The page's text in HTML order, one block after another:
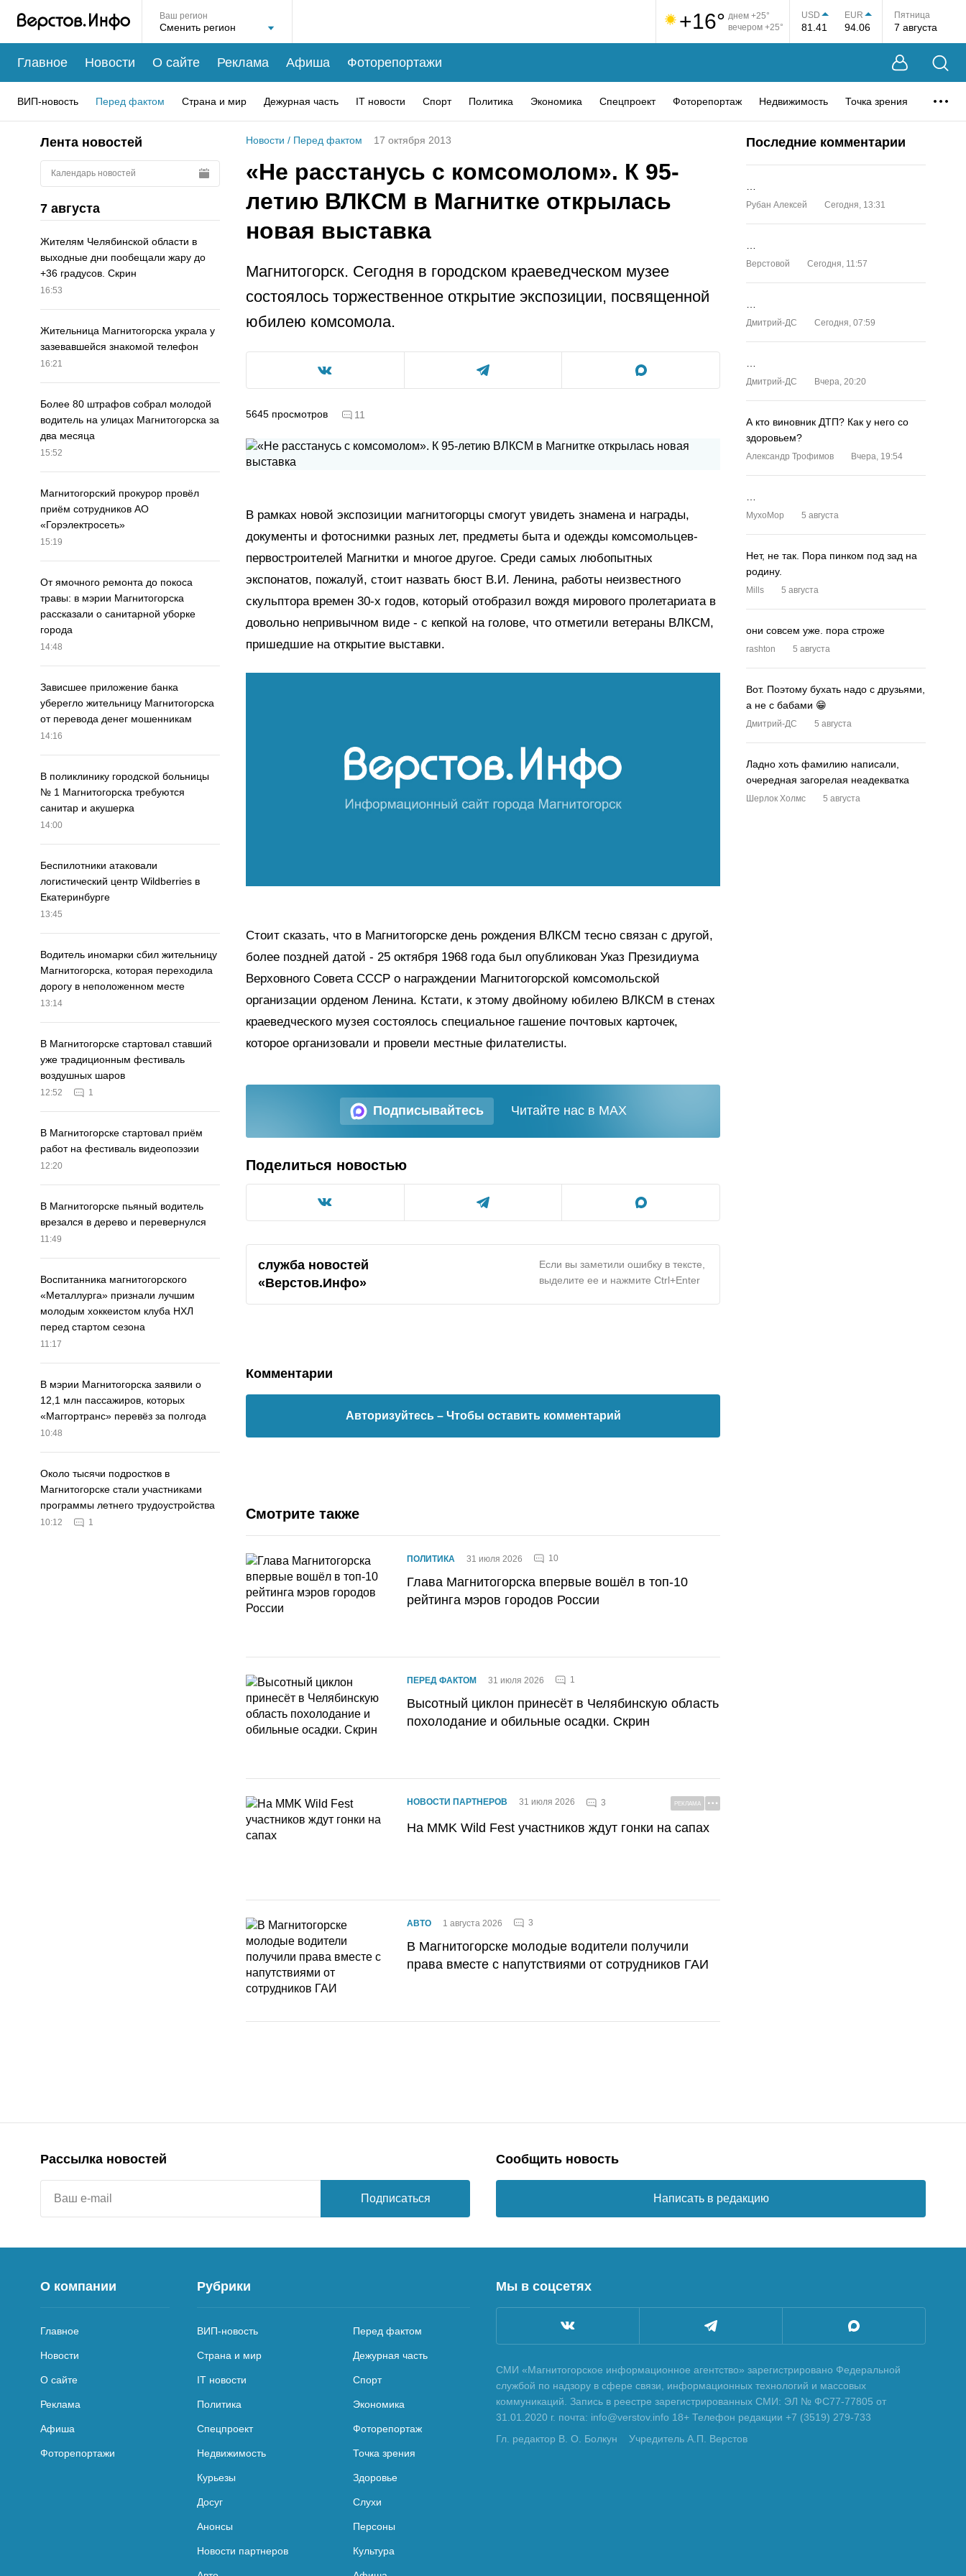
Ваш регион +16° днем +25°
вечером +25°
USD
81.41
EUR
94.06
Пятница
7 августа
Главное Новости О сайте Реклама Афиша Фоторепортажи
ВИП-новость Перед фактом Страна и мир Дежурная часть IT новости Спорт Политика Экономика Спецпроект Фоторепортаж Недвижимость Точка зрения
Лента новостей
Календарь новостей
7 августа
Жителям Челябинской области в
выходные дни пообещали жару до
+36 градусов. Скрин
16:53
Жительница Магнитогорска украла у
зазевавшейся знакомой телефон
16:21
Более 80 штрафов собрал молодой
водитель на улицах Магнитогорска за
два месяца
15:52
Магнитогорский прокурор провёл
приём сотрудников АО
«Горэлектросеть»
15:19
От ямочного ремонта до покоса
травы: в мэрии Магнитогорска
рассказали о санитарной уборке
города
14:48
Зависшее приложение банка
уберегло жительницу Магнитогорска
от перевода денег мошенникам
14:16
В поликлинику городской больницы
№ 1 Магнитогорска требуются
санитар и акушерка
14:00
Беспилотники атаковали
логистический центр Wildberries в
Екатеринбурге
13:45
Водитель иномарки сбил жительницу
Магнитогорска, которая переходила
дорогу в неположенном месте
13:14
В Магнитогорске стартовал ставший
уже традиционным фестиваль
воздушных шаров
12:52 1
В Магнитогорске стартовал приём
работ на фестиваль видеопоэзии
12:20
В Магнитогорске пьяный водитель
врезался в дерево и перевернулся
11:49
Воспитанника магнитогорского
«Металлурга» признали лучшим
молодым хоккеистом клуба НХЛ
перед стартом сезона
11:17
В мэрии Магнитогорска заявили о
12,1 млн пассажиров, которых
«Маггортранс» перевёз за полгода
10:48
Около тысячи подростков в
Магнитогорске стали участниками
программы летнего трудоустройства
10:12 1
Новости / Перед фактом 17 октября 2013
«Не расстанусь с комсомолом». К 95-
летию ВЛКСМ в Магнитке открылась
новая выставка
Магнитогорск. Сегодня в городском краеведческом музее
состоялось торжественное открытие экспозиции, посвященной
юбилею комсомола.
5645 просмотров 11
В рамках новой экспозиции магнитогорцы смогут увидеть знамена и награды,
документы и фотоснимки разных лет, предметы быта и одежды комсомольцев-
первостроителей Магнитки и многое другое. Среди самых любопытных
экспонатов, пожалуй, стоит назвать бюст В.И. Ленина, работы неизвестного
скульптора времен 30-х годов, который отобразил вождя мирового пролетариата в
довольно непривычном виде - с кепкой на голове, что отметили ветераны ВЛКСМ,
пришедшие на открытие выставки.
Стоит сказать, что в Магнитогорске день рождения ВЛКСМ тесно связан с другой,
более поздней датой - 25 октября 1968 года был опубликован Указ Президиума
Верховного Совета СССР о награждении Магнитогорской комсомольской
организации орденом Ленина. Кстати, к этому двойному юбилею ВЛКСМ в стенах
краеведческого музея состоялось специальное гашение почтовых карточек,
которое организовали и провели местные филателисты.
Подписывайтесь Читайте нас в MAX
Поделиться новостью
служба новостей
«Верстов.Инфо»
Если вы заметили ошибку в тексте,
выделите ее и нажмите Ctrl+Enter
Комментарии
Авторизуйтесь – Чтобы оставить комментарий
Смотрите также
ПОЛИТИКА 31 июля 2026 10
Глава Магнитогорска впервые вошёл в топ-10
рейтинга мэров городов России
ПЕРЕД ФАКТОМ 31 июля 2026 1
Высотный циклон принесёт в Челябинскую область
похолодание и обильные осадки. Скрин
НОВОСТИ ПАРТНЕРОВ 31 июля 2026 3 РЕКЛАМА
На MMK Wild Fest участников ждут гонки на сапах
АВТО 1 августа 2026 3
В Магнитогорске молодые водители получили
права вместе с напутствиями от сотрудников ГАИ
Последние комментарии
Рубан Алексей Сегодня, 13:31
Верстовой Сегодня, 11:57
Дмитрий-ДС Сегодня, 07:59
Дмитрий-ДС Вчера, 20:20
А кто виновник ДТП? Как у него со
здоровьем?
Александр Трофимов Вчера, 19:54
MyxoMop 5 августа
Нет, не так. Пора пинком под зад на
родину.
Mills 5 августа
они совсем уже. пора строже
rashton 5 августа
Вот. Поэтому бухать надо с друзьями,
а не с бабами 😁
Дмитрий-ДС 5 августа
Ладно хоть фамилию написали,
очередная загорелая неадекватка
Шерлок Холмс 5 августа
Рассылка новостей
Подписаться
Сообщить новость
Написать в редакцию
О компании
Главное
Новости
О сайте
Реклама
Афиша
Фоторепортажи
Рубрики
ВИП-новость Перед фактом
Страна и мир Дежурная часть
IT новости Спорт
Политика Экономика
Спецпроект Фоторепортаж
Недвижимость Точка зрения
Курьезы Здоровье
Досуг Слухи
Анонсы Персоны
Новости партнеров Культура
Мы в соцсетях
СМИ «Магнитогорское информационное агентство» зарегистрировано Федеральной
службой по надзору в сфере связи, информационных технологий и массовых
коммуникаций. Запись в реестре зарегистрированных СМИ: ЭЛ № ФС77-77805 от
31.01.2020 г. почта: info@verstov.info 18+ Телефон редакции +7 (3519) 279-733
Гл. редактор В. О. Болкун
Учредитель А.П. Верстов